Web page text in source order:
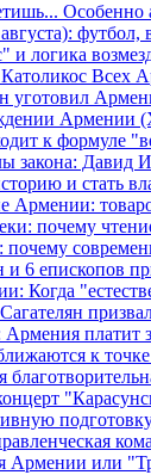
логика
Всех
Армении
к формуле
закона: Давид
и стать
Армении:
почему
6 епископов
Когда
призвал
Армения
к точке
Армении или